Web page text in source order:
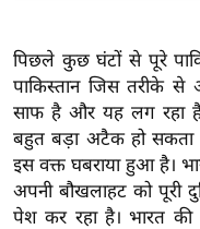
ज्ञ
रा
य
ब
ज
ट
पिछले कुछ घंटों से पूरे
पाकिस्तान जिस तरीके
साफ है और यह लग रहा
बहुत बड़ा अटैक हो सकता
इस वक्त घबराया हुआ है।
अपनी बौखलाहट को पूरी
पेश कर रहा है। भारत की